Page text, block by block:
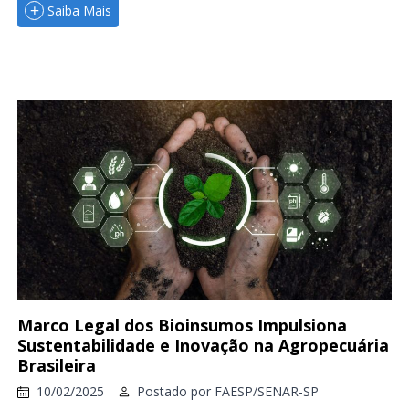
Saiba Mais
Marco Legal dos Bioinsumos Impulsiona
Sustentabilidade e Inovação na Agropecuária
Brasileira
10/02/2025 Postado por FAESP/SENAR-SP